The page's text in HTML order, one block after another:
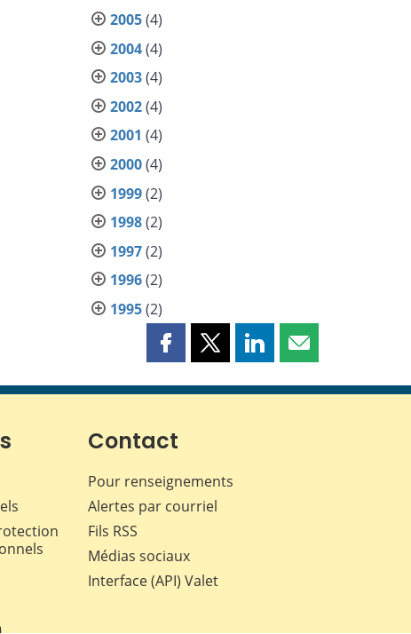
2005(4)
2004(4)
2003(4)
2002(4)
2001 (4)
2000(4)
1999(2)
1998(2)
1997(2)
1996(2)
1995(2)
Partager
page
Facebook
Partager
page
Partager
page
Partager
page
Contact
Pour renseignements
Alertes par courriel
Fils RSS
Médias sociaux
Interface (API) Valet